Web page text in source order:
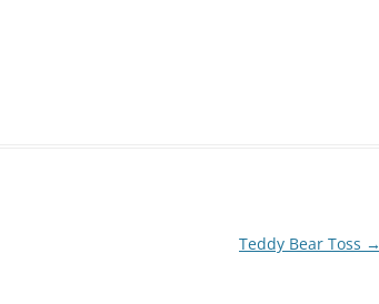
Teddy Bear Toss →